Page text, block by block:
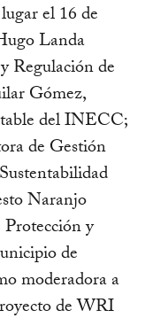
el 16 de
Landa
Regulación de
Gómez,
del INECC;
de Gestión
Naranjo
y
de
moderadora a
de WRI